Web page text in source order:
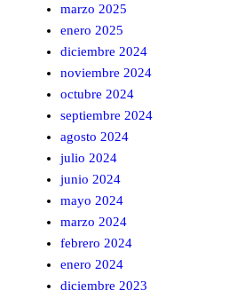
marzo 2025
enero 2025
diciembre 2024
noviembre 2024
octubre 2024
septiembre 2024
agosto 2024
julio 2024
junio 2024
mayo 2024
marzo 2024
febrero 2024
enero 2024
diciembre 2023